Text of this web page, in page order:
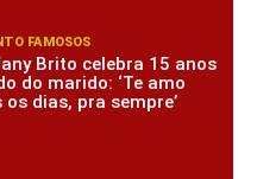
FAMOSOS
Brito celebra 15 anos
do marido: ‘Te amo
os dias, pra sempre’